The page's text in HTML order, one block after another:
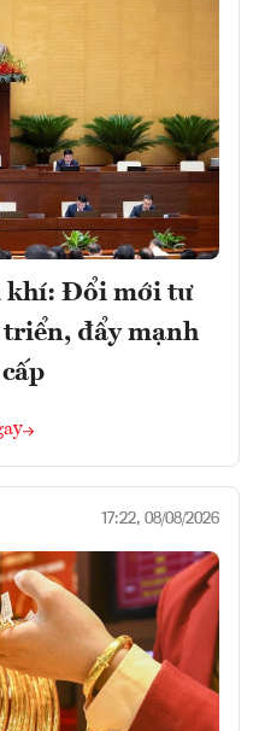
khí: Đổi mới tư
đẩy mạnh
17:22, 08/08/2026